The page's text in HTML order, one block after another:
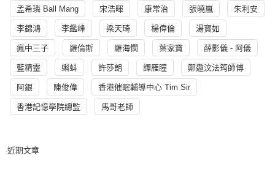
孟希璘 Ball Mang 宋浩暉 康常治 張曉嵐 朱利安
李錦鴻 李鑑峰 梁天琦 楊偉倫 湯寳如
瘋中三子 羅倫斯 羅海憫 葉家寶 薛影儀 - 阿儀
藍精靈 蝌蚪 許莎朗 譚雁瞳 鄭遨汶法筠師傅
阿銀 陳俊偉 香港催眠輔導中心 Tim Sir
香港記憶學院總監 馬哥老師
近期文章